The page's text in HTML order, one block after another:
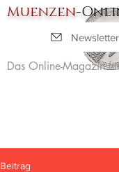
Muenzen-
Das Online-Magazin
Beitrag